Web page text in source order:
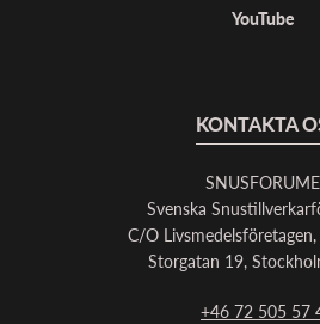
YouTube
KONTAKTA
Svenska
C/O
Storgatan 19,
+46 72 505 57